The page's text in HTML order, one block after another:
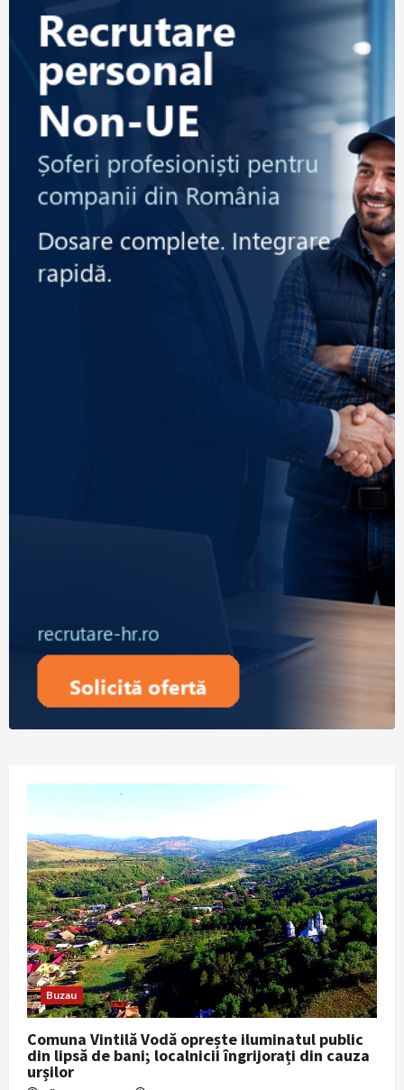
Buzau
Comuna Vintilă Vodă oprește iluminatul public
din lipsă de bani; localnicii îngrijorați din cauza
urșilor